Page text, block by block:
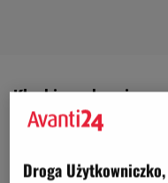
Klapki na obcasie
które cenią sobie
Droga